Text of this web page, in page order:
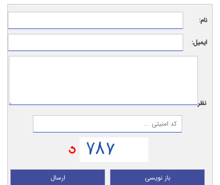
نام:
ایمیل:
نظر:
ارسال باز نویسی